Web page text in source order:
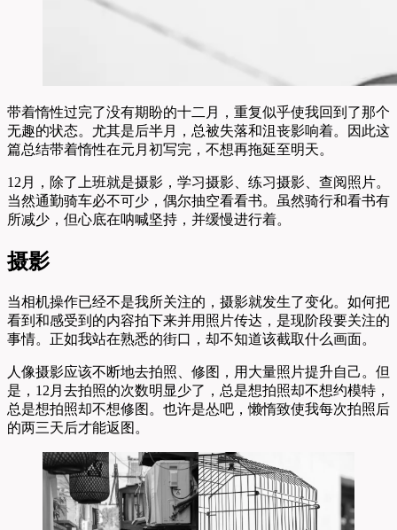
带着惰性过完了没有期盼的十二月，重复似乎使我回到了那个
无趣的状态。尤其是后半月，总被失落和沮丧影响着。因此这
篇总结带着惰性在元月初写完，不想再拖延至明天。
12月，除了上班就是摄影，学习摄影、练习摄影、查阅照片。
当然通勤骑车必不可少，偶尔抽空看看书。虽然骑行和看书有
所减少，但心底在呐喊坚持，并缓慢进行着。
摄影
当相机操作已经不是我所关注的，摄影就发生了变化。如何把
看到和感受到的内容拍下来并用照片传达，是现阶段要关注的
事情。正如我站在熟悉的街口，却不知道该截取什么画面。
人像摄影应该不断地去拍照、修图，用大量照片提升自己。但
是，12月去拍照的次数明显少了，总是想拍照却不想约模特，
总是想拍照却不想修图。也许是怂吧，懒惰致使我每次拍照后
的两三天后才能返图。